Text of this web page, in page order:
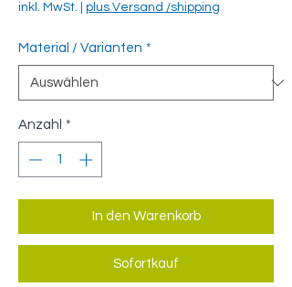
inkl. MwSt. plus Versand /shipping
Material / Varianten *
Anzahl *
In den Warenkorb
Sofortkauf